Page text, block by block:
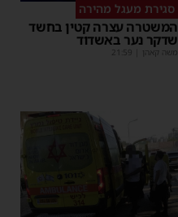
סגירת מעגל מהירה
המשטרה עצרה קטין בחשד
שדקר נער באשדוד
משה קאהן 21:59